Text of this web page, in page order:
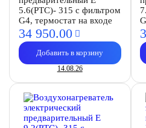
5.6(PTC)- 315 с фильтром
G4, термостат на входе
34 950.00
Добавить в корзину
14.08.26